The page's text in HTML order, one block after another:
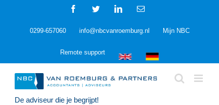
FacebookTwitterLinkedInE-
0299-657060 info@nbcvanroemburg.nl Mijn NBC
Remote support
De adviseur die je begrijpt!